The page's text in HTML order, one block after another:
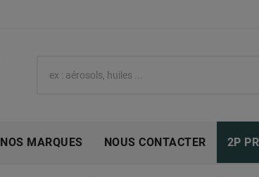
NOS MARQUES NOUS CONTACTER 2P